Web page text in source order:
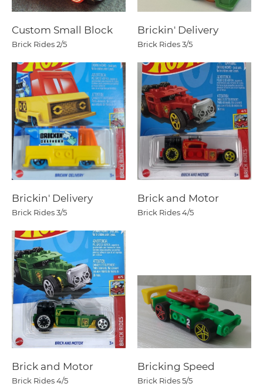
Custom Small Block
Brick Rides2/5
Brickin' Delivery
Brick Rides3/5
Brickin' Delivery
Brick Rides3/5
Brick and Motor
Brick Rides4/5
Brick and Motor
Brick Rides4/5
Bricking Speed
Brick Rides5/5